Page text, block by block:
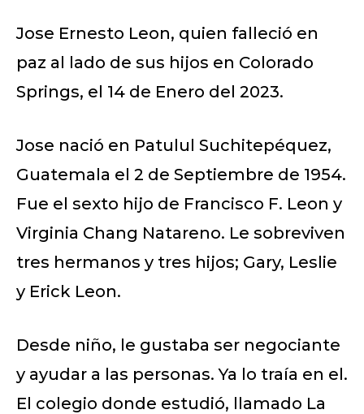
Jose Ernesto Leon, quien falleció en
paz al lado de sus hijos en Colorado
Springs, el 14 de Enero del 2023.
Jose nació en Patulul Suchitepéquez,
Guatemala el 2 de Septiembre de 1954.
Fue el sexto hijo de Francisco F. Leon y
Virginia Chang Natareno. Le sobreviven
tres hermanos y tres hijos; Gary, Leslie
y Erick Leon.
Desde niño, le gustaba ser negociante
y ayudar a las personas. Ya lo traía en el.
El colegio donde estudió, llamado La